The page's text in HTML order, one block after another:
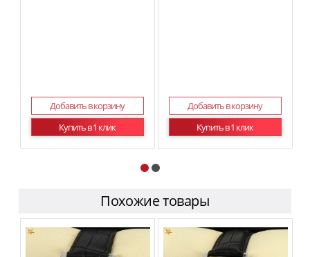
Добавить в корзину
Купить в 1 клик
Добавить в корзину
Купить в 1 клик
Похожие товары